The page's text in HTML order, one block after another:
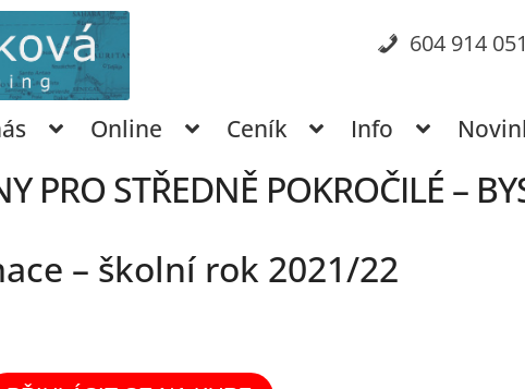
604 914 051
Online Ceník Info
PRO STŘEDNĚ POKROČILÉ –
– školní rok 2021/22